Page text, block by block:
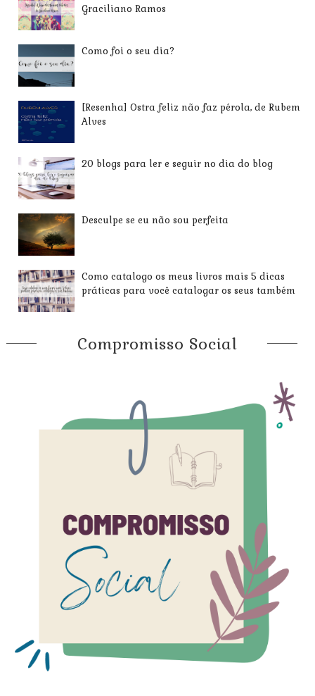
Graciliano Ramos
Como foi o seu dia?
[Resenha] Ostra feliz não faz pérola, de Rubem
Alves
20 blogs para ler e seguir no dia do blog
Desculpe se eu não sou perfeita
Como catalogo os meus livros mais 5 dicas
práticas para você catalogar os seus também
Compromisso Social